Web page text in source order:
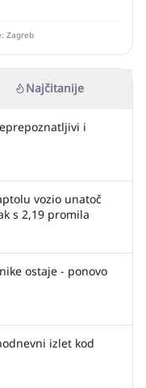
Zagreb
Najčitanije
i
vozio unatoč
s 2,19 promila
ostaje - ponovo
izlet kod